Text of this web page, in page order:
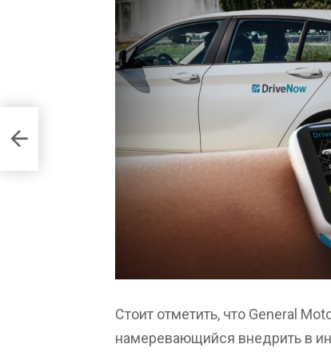
Стоит отметить, что General
намеревающийся внедрить в
об